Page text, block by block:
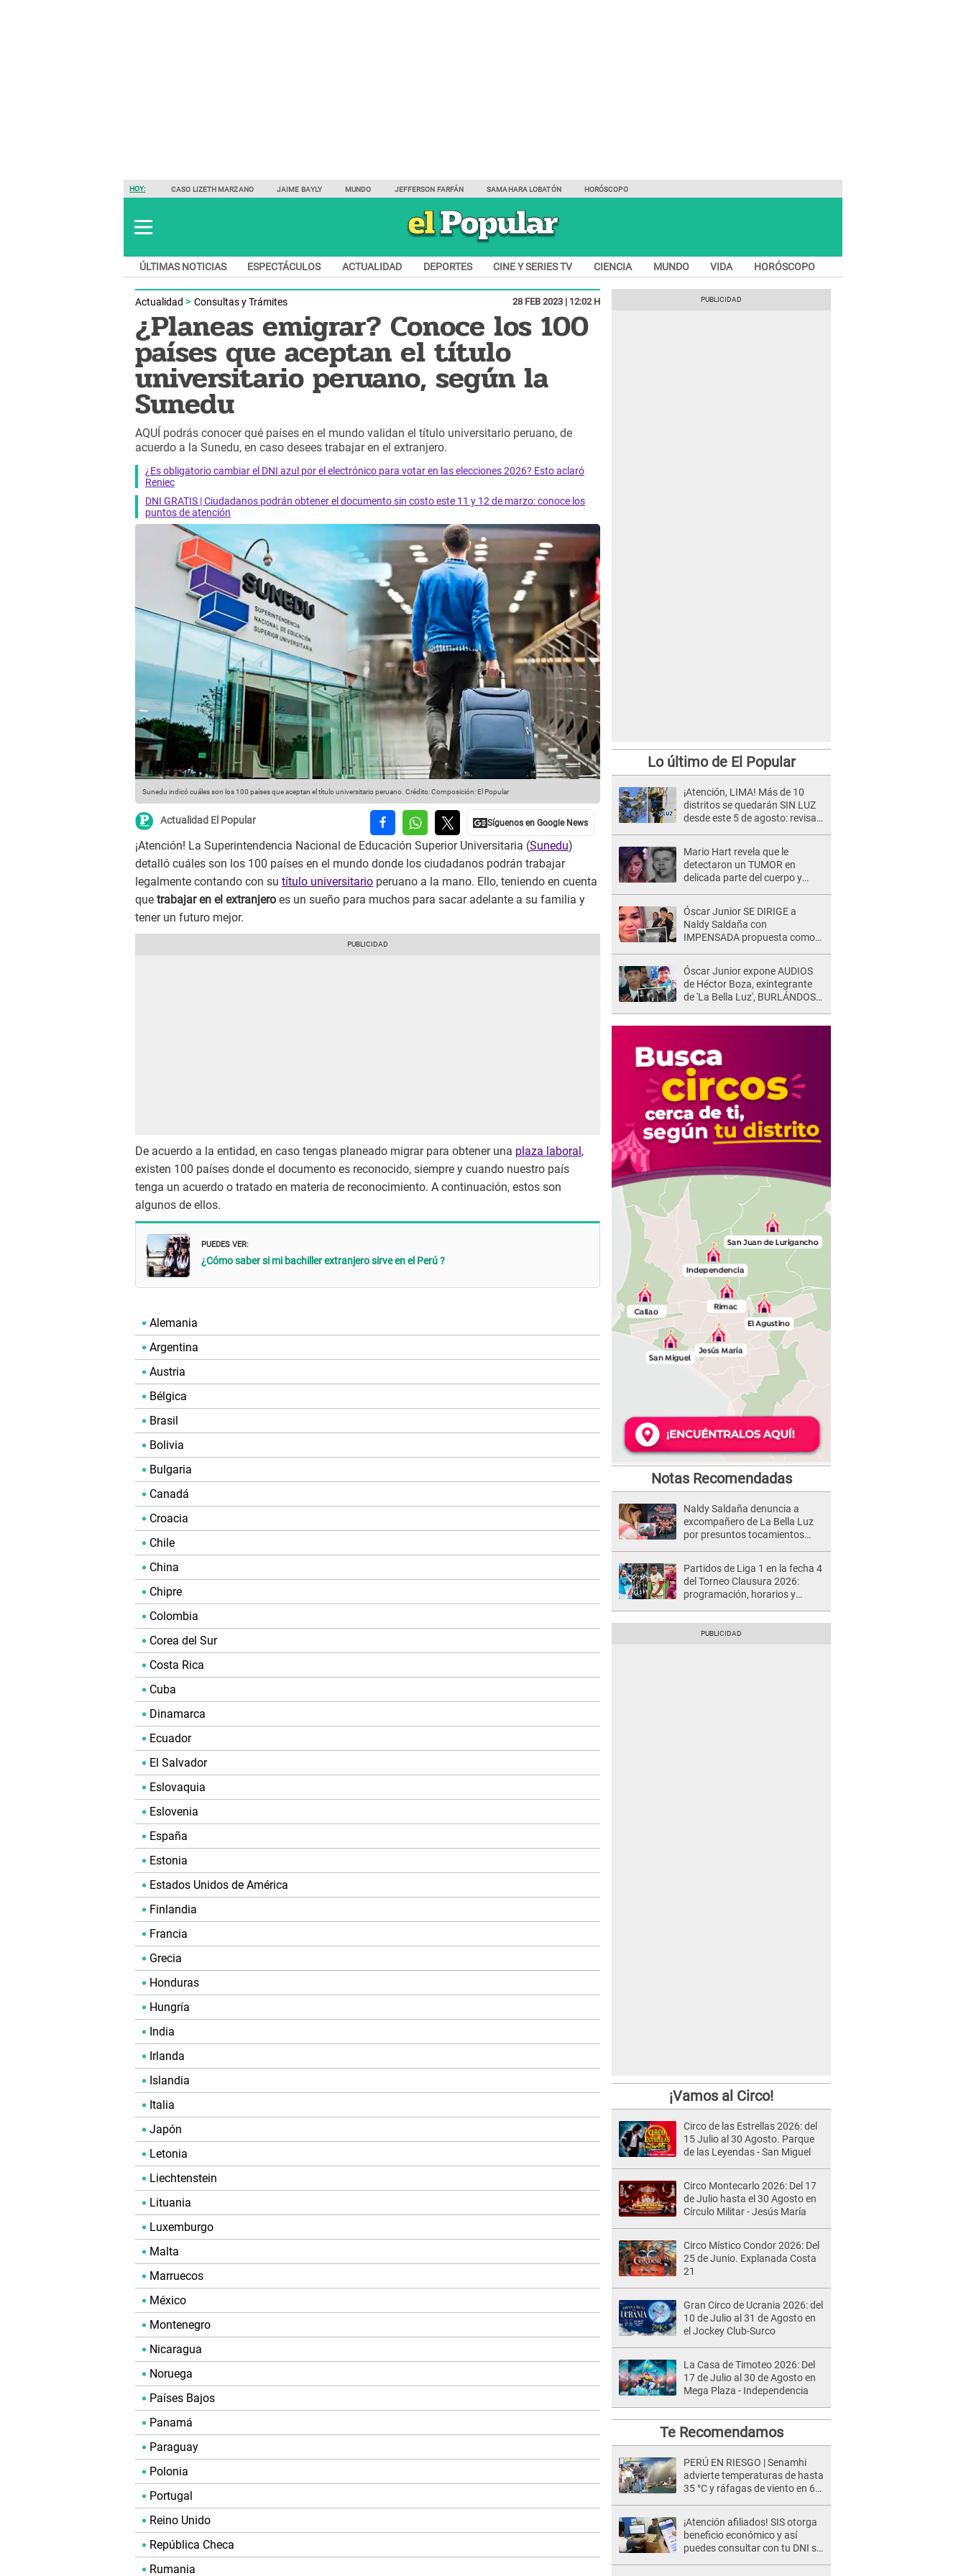
HOY: CASO LIZETH MARZANO JAIME BAYLY MUNDO JEFFERSON FARFÁN SAMAHARA LOBATÓN HORÓSCOPO
ÚLTIMAS NOTICIAS ESPECTÁCULOS ACTUALIDAD DEPORTES CINE Y SERIES TV CIENCIA MUNDO VIDA HORÓSCOPO
Actualidad Consultas y Trámites 28 FEB 2023 | 12:02 H
¿Planeas emigrar? Conoce los 100
países que aceptan el título
universitario peruano, según la
Sunedu
AQUÍ podrás conocer qué países en el mundo validan el título universitario peruano, de
acuerdo a la Sunedu, en caso desees trabajar en el extranjero.
¿Es obligatorio cambiar el DNI azul por el electrónico para votar en las elecciones 2026? Esto aclaró
Reniec
DNI GRATIS | Ciudadanos podrán obtener el documento sin costo este 11 y 12 de marzo: conoce los
puntos de atención
Sunedu indicó cuáles son los 100 países que aceptan el título universitario peruano. Crédito: Composición: El Popular
Actualidad El Popular
¡Atención! La Superintendencia Nacional de Educación Superior Universitaria (Sunedu)
detalló cuáles son los 100 países en el mundo donde los ciudadanos podrán trabajar
legalmente contando con su título universitario peruano a la mano. Ello, teniendo en cuenta
que trabajar en el extranjero es un sueño para muchos para sacar adelante a su familia y
tener un futuro mejor.
De acuerdo a la entidad, en caso tengas planeado migrar para obtener una plaza laboral ,
existen 100 países donde el documento es reconocido, siempre y cuando nuestro país
tenga un acuerdo o tratado en materia de reconocimiento. A continuación, estos son
algunos de ellos.
PUEDES VER:
¿Cómo saber si mi bachiller extranjero sirve en el Perú ?
Alemania
Argentina
Austria
Bélgica
Brasil
Bolivia
Bulgaria
Canadá
Croacia
Chile
China
Chipre
Colombia
Corea del Sur
Costa Rica
Cuba
Dinamarca
Ecuador
El Salvador
Eslovaquia
Eslovenia
España
Estonia
Estados Unidos de América
Finlandia
Francia
Grecia
Honduras
Hungría
India
Irlanda
Islandia
Italia
Japón
Letonia
Liechtenstein
Lituania
Luxemburgo
Malta
Marruecos
México
Montenegro
Nicaragua
Noruega
Países Bajos
Panamá
Paraguay
Polonia
Portugal
Reino Unido
República Checa
Rumania
Lo último de El Popular
¡Atención, LIMA! Más de 10
distritos se quedarán SIN LUZ
desde este 5 de agosto: revisa
Mario Hart revela que le
detectaron un TUMOR en
delicada parte del cuerpo y
muy fuertes..."
Óscar Junior SE DIRIGE a
Naldy Saldaña con
IMPENSADA propuesta como
denuncia: "Otro tipo de ley..."
Óscar Junior expone AUDIOS
de Héctor Boza, exintegrante
de 'La Bella Luz', BURLÁNDOSE
Notas Recomendadas
Naldy Saldaña denuncia a
excompañero de La Bella Luz
por presuntos tocamientos
Partidos de Liga 1 en la fecha 4
del Torneo Clausura 2026:
programación, horarios y
¡Vamos al Circo!
Circo de las Estrellas 2026: del
15 Julio al 30 Agosto. Parque
de las Leyendas - San Miguel
Circo Montecarlo 2026: Del 17
de Julio hasta el 30 Agosto en
Círculo Militar - Jesús María
Circo Místico Condor 2026: Del
25 de Junio. Explanada Costa
21
Gran Circo de Ucrania 2026: del
10 de Julio al 31 de Agosto en
el Jockey Club-Surco
La Casa de Timoteo 2026: Del
17 de Julio al 30 de Agosto en
Mega Plaza - Independencia
Te Recomendamos
PERÚ EN RIESGO | Senamhi
advierte temperaturas de hasta
35 °C y ráfagas de viento en 6
¡Atención afiliados! SIS otorga
beneficio económico y así
puedes consultar con tu DNI si